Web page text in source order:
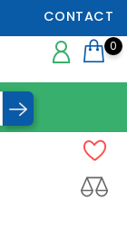
CONTACT
0